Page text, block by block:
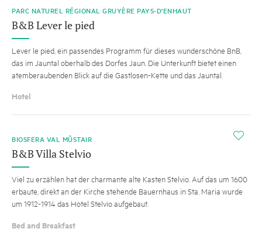
PARC NATUREL RÉGIONAL GRUYÈRE PAYS-D'ENHAUT
B&B Lever le pied
Lever le pied, ein passendes Programm für dieses wunderschöne BnB,
das im Jauntal oberhalb des Dorfes Jaun. Die Unterkunft bietet einen
atemberaubenden Blick auf die Gastlosen-Kette und das Jauntal.
Hotel
i
BIOSFERA VAL MÜSTAIR
B&B Villa Stelvio
Viel zu erzählen hat der charmante alte Kasten Stelvio. Auf das um 1600
erbaute, direkt an der Kirche stehende Bauernhaus in Sta. Maria wurde
um 1912-1914 das Hotel Stelvio aufgebaut.
Bed and Breakfast